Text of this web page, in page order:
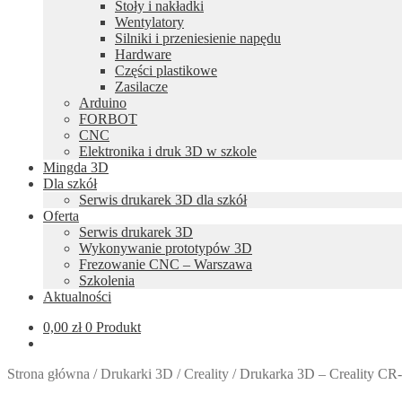
Stoły i nakładki
Wentylatory
Silniki i przeniesienie napędu
Hardware
Części plastikowe
Zasilacze
Arduino
FORBOT
CNC
Elektronika i druk 3D w szkole
Mingda 3D
Dla szkół
Serwis drukarek 3D dla szkół
Oferta
Serwis drukarek 3D
Wykonywanie prototypów 3D
Frezowanie CNC – Warszawa
Szkolenia
Aktualności
0,00 zł 0 Produkt
Strona główna /Drukarki 3D /Creality /Drukarka 3D – Creality